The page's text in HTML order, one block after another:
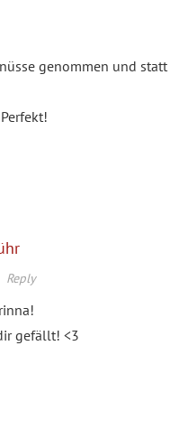
genommen und statt
Reply
gefällt! <3